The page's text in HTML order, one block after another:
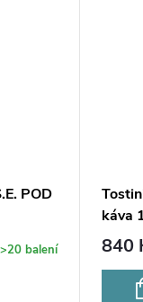
POD
>20 balení
káva
840